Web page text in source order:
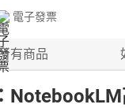
電子發票
有商品